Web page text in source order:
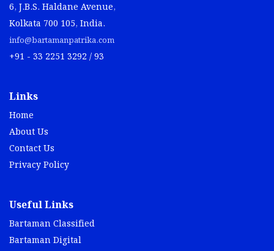
6, J.B.S. Haldane Avenue,
Kolkata 700 105, India.
info@bartamanpatrika.com
+91 - 33 2251 3292 / 93
Links
Home
About Us
Contact Us
Privacy Policy
Useful Links
Bartaman Classified
Bartaman Digital